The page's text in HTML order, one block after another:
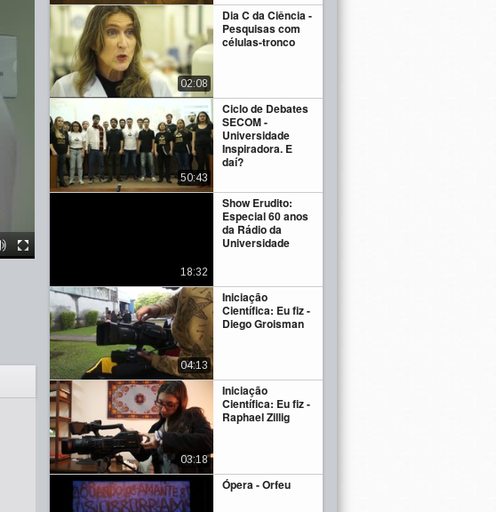
Dia C da Ciência -
Pesquisas com
células-tronco
02:08
Ciclo de Debates
SECOM -
Universidade
Inspiradora. E
daí?
50:43
Show Erudito:
Especial 60 anos
da Rádio da
Universidade
18:32
Iniciação
Científica: Eu fiz -
Diego Groisman
04:13
Iniciação
Científica: Eu fiz -
Raphael Zillig
03:18
Ópera - Orfeu